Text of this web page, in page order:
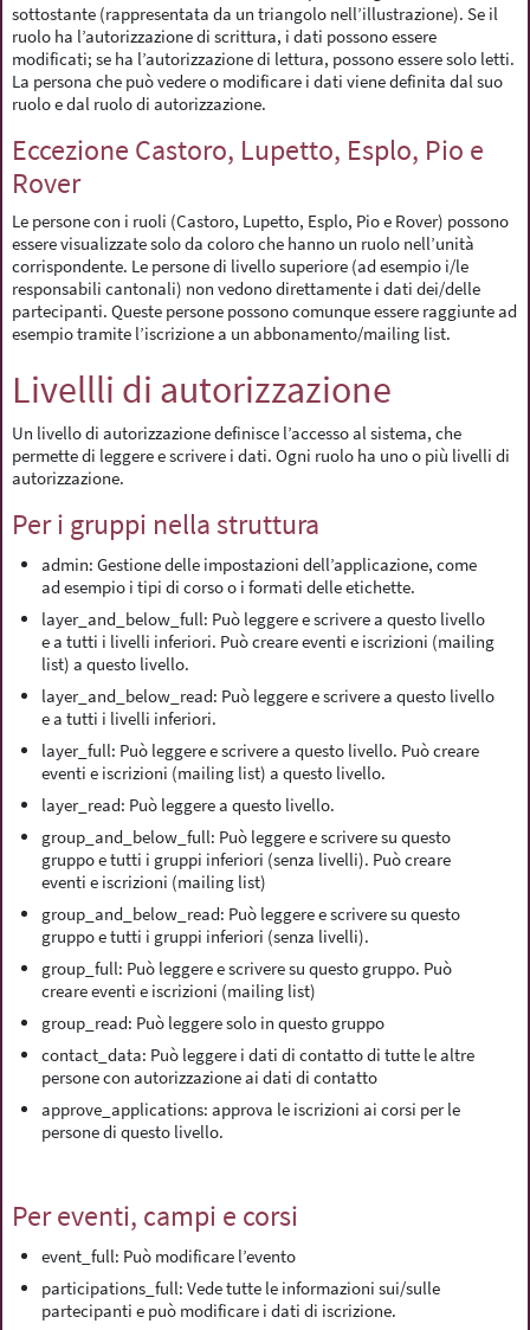
sottostante (rappresentata da un triangolo nell’illustrazione). Se il
ruolo ha l’autorizzazione di scrittura, i dati possono essere
modificati; se ha l’autorizzazione di lettura, possono essere solo letti.
La persona che può vedere o modificare i dati viene definita dal suo
ruolo e dal ruolo di autorizzazione.
Eccezione Castoro, Lupetto, Esplo, Pio e
Rover
Le persone con i ruoli (Castoro, Lupetto, Esplo, Pio e Rover) possono
essere visualizzate solo da coloro che hanno un ruolo nell’unità
corrispondente. Le persone di livello superiore (ad esempio i/le
responsabili cantonali) non vedono direttamente i dati dei/delle
partecipanti. Queste persone possono comunque essere raggiunte ad
esempio tramite l’iscrizione a un abbonamento/mailing list.
Livellli di autorizzazione
Un livello di autorizzazione definisce l’accesso al sistema, che
permette di leggere e scrivere i dati. Ogni ruolo ha uno o più livelli di
autorizzazione.
Per i gruppi nella struttura
admin: Gestione delle impostazioni dell’applicazione, come
ad esempio i tipi di corso o i formati delle etichette.
layer_and_below_full: Può leggere e scrivere a questo livello
e a tutti i livelli inferiori. Può creare eventi e iscrizioni (mailing
list) a questo livello.
layer_and_below_read: Può leggere e scrivere a questo livello
e a tutti i livelli inferiori.
layer_full: Può leggere e scrivere a questo livello. Può creare
eventi e iscrizioni (mailing list) a questo livello.
layer_read: Può leggere a questo livello.
group_and_below_full: Può leggere e scrivere su questo
gruppo e tutti i gruppi inferiori (senza livelli). Può creare
eventi e iscrizioni (mailing list)
group_and_below_read: Può leggere e scrivere su questo
gruppo e tutti i gruppi inferiori (senza livelli).
group_full: Può leggere e scrivere su questo gruppo. Può
creare eventi e iscrizioni (mailing list)
group_read: Può leggere solo in questo gruppo
contact_data: Può leggere i dati di contatto di tutte le altre
persone con autorizzazione ai dati di contatto
approve_applications: approva le iscrizioni ai corsi per le
persone di questo livello.
Per eventi, campi e corsi
event_full: Può modificare l’evento
participations_full: Vede tutte le informazioni sui/sulle
partecipanti e può modificare i dati di iscrizione.